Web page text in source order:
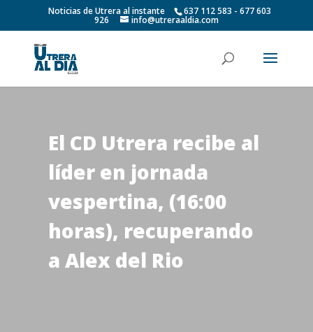
Noticias de Utrera al instante 637 112 583 - 677 603
926 info@utreraaldia.com
El CD Utrera recibe al
líder en jornada
vespertina, (16:00
horas), recuperando
a Alex del Rio